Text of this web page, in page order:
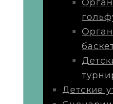
Детские